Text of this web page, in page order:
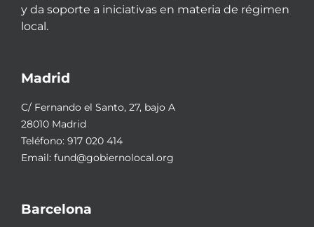
y da soporte a iniciativas en materia de régimen
local.
Madrid
C/ Fernando el Santo, 27, bajo A
28010 Madrid
Teléfono: 917 020 414
Email: fund@gobiernolocal.org
Barcelona